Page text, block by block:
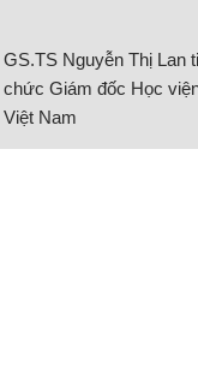
GS.TS Nguyễn Thị Lan
chức Giám đốc Học
Việt Nam